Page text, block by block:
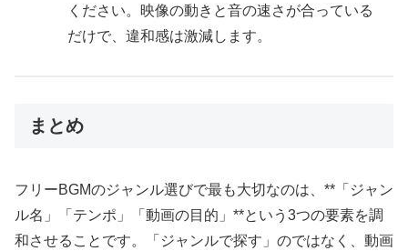
ください。映像の動きと音の速さが合っている
だけで、違和感は激減します。
まとめ
フリーBGMのジャンル選びで最も大切なのは、**「ジャン
ル名」「テンポ」「動画の目的」**という3つの要素を調
和させることです。「ジャンルで探す」のではなく、動画